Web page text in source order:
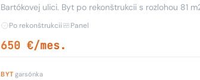
Bartókovej ulici. Byt po rekonštrukcii s rozlohou 81
veľkej pivnice. Prenájom s réžiam
Po rekonštrukcii Panel
650 €/mes.
BYT·garsónka